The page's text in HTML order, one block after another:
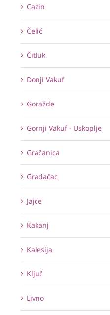
Cazin
Čelić
Čitluk
Donji Vakuf
Goražde
Gornji Vakuf - Uskoplje
Gračanica
Gradačac
Jajce
Kakanj
Kalesija
Ključ
Livno